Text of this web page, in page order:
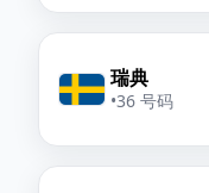
瑞典
•36 号码